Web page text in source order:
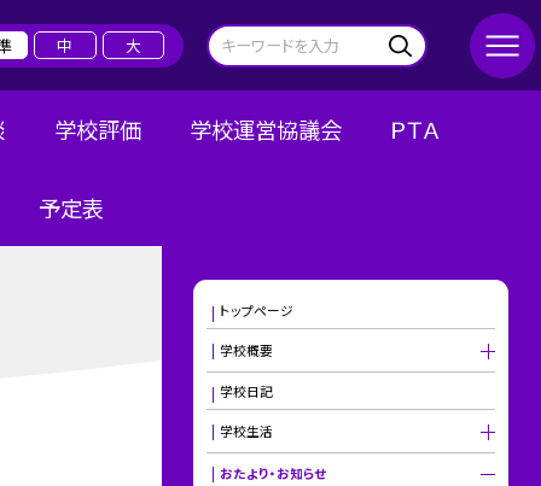
中 大
学校評価 学校運営協議会 ＰＴＡ
予定表
トップページ
学校概要
学校日記
学校生活
おたより・お知らせ